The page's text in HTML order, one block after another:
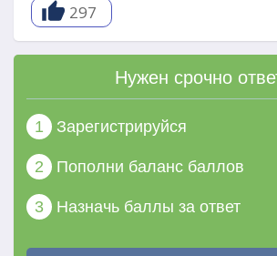
297
Нужен срочно
1 Зарегистрируйся
2 Пополни баланс баллов
3 Назначь баллы за ответ